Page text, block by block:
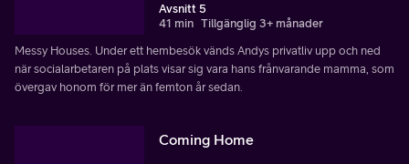
Avsnitt 5
41 min Tillgänglig 3+ månader
Messy Houses. Under ett hembesök vänds Andys privatliv upp och ned
när socialarbetaren på plats visar sig vara hans frånvarande mamma, som
övergav honom för mer än femton år sedan.
Coming Home